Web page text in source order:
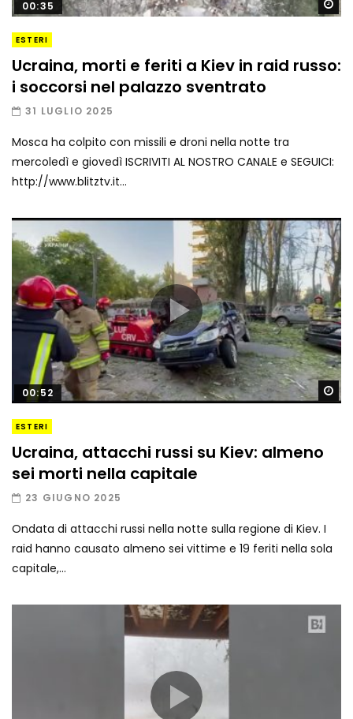
00:35
ESTERI
Ucraina, morti e feriti a Kiev in raid russo:
i soccorsi nel palazzo sventrato
31 LUGLIO 2025
Mosca ha colpito con missili e droni nella notte tra
mercoledì e giovedì ISCRIVITI AL NOSTRO CANALE e SEGUICI:
http://www.blitztv.it...
00:52
ESTERI
Ucraina, attacchi russi su Kiev: almeno
sei morti nella capitale
23 GIUGNO 2025
Ondata di attacchi russi nella notte sulla regione di Kiev. I
raid hanno causato almeno sei vittime e 19 feriti nella sola
capitale,...